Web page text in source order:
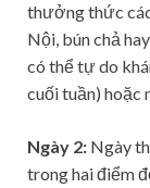
thưởng thức
Nội, bún chả
có thể tự do
cuối tuần) hoặc
Ngày 2: Ngày
trong hai điểm